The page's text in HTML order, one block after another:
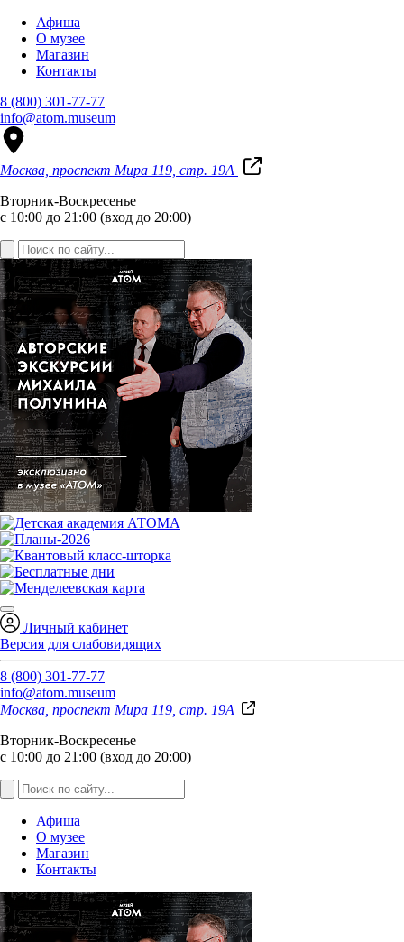
Афиша
О музее
Магазин
Контакты
8 (800) 301-77-77
info@atom.museum
Москва, проспект Мира 119, стр. 19А
Вторник-Воскресенье
с 10:00 до 21:00 (вход до 20:00)
Личный кабинет
Версия для слабовидящих
8 (800) 301-77-77
info@atom.museum
Москва, проспект Мира 119, стр. 19А
Вторник-Воскресенье
с 10:00 до 21:00 (вход до 20:00)
Афиша
О музее
Магазин
Контакты